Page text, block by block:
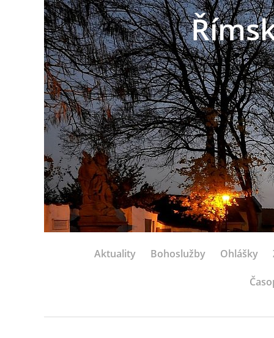
Aktuality Bohoslužby Ohlášky